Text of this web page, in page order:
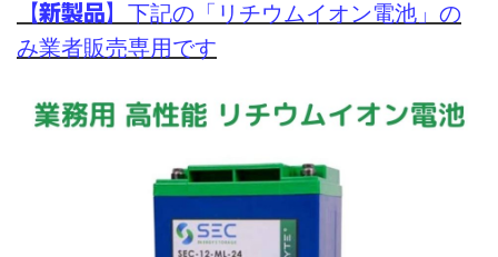
【新製品】 下記の「リチウムイオン電池」の
み業者販売専用です